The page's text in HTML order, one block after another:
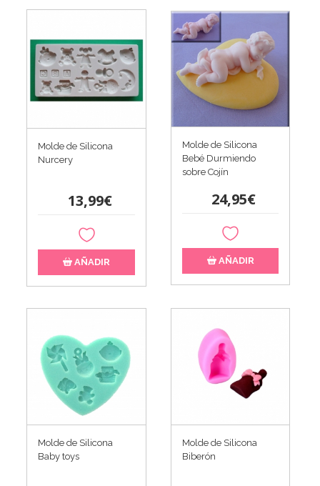
Molde de Silicona
Nurcery
13,99€
AÑADIR
Molde de Silicona
Bebé Durmiendo
sobre Cojín
24,95€
AÑADIR
Molde de Silicona
Baby toys
Molde de Silicona
Biberón